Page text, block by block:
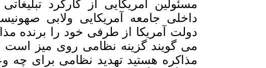
مسئولین آمریکایی از کارکرد
داخلی جامعه آمریکایی ولابی
دولت آمریکا از طرفی خود را برنده
می گویند گزینه نظامی روی میز است
مذاکره هستید تهدید نظامی برای چه